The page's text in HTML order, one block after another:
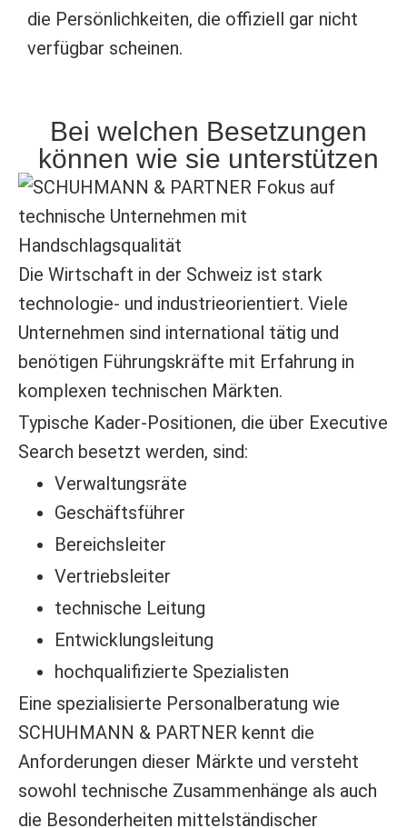
die Persönlichkeiten, die offiziell gar nicht
verfügbar scheinen.
Bei welchen Besetzungen
können wie sie unterstützen
Die Wirtschaft in der Schweiz ist stark
technologie- und industrieorientiert. Viele
Unternehmen sind international tätig und
benötigen Führungskräfte mit Erfahrung in
komplexen technischen Märkten.
Typische Kader-Positionen, die über Executive
Search besetzt werden, sind:
Verwaltungsräte
Geschäftsführer
Bereichsleiter
Vertriebsleiter
technische Leitung
Entwicklungsleitung
hochqualifizierte Spezialisten
Eine spezialisierte Personalberatung wie
SCHUHMANN & PARTNER kennt die
Anforderungen dieser Märkte und versteht
sowohl technische Zusammenhänge als auch
die Besonderheiten mittelständischer